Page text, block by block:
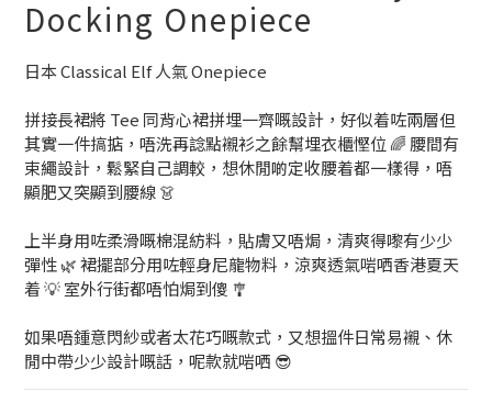
Docking Onepiece
日本 Classical Elf 人氣 Onepiece
拼接長裙將 Tee 同背心裙拼埋一齊嘅設計，好似着咗兩層但
其實一件搞掂，唔洗再諗點襯衫之餘幫埋衣櫃慳位 🌈 腰間有
束繩設計，鬆緊自己調較，想休閒啲定收腰着都一樣得，唔
顯肥又突顯到腰線 👗
上半身用咗柔滑嘅棉混紡料，貼膚又唔焗，清爽得嚟有少少
彈性 🌿 裙擺部分用咗輕身尼龍物料，涼爽透氣啱哂香港夏天
着 💡 室外行街都唔怕焗到傻 🎐
如果唔鍾意閃紗或者太花巧嘅款式，又想搵件日常易襯、休
閒中帶少少設計嘅話，呢款就啱哂 😎